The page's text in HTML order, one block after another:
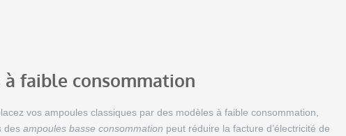
faible consommation
vos ampoules classiques par des modèles à faible consommation,
des ampoules basse consommation peut réduire la facture d’électricité de